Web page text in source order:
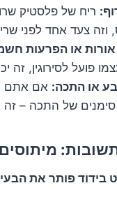
ריח של פלסטיק
וזה צעד אחד לפני
או הפרעות
פועל לסירוגין,
או התכה: אם אתם
סימנים של התכה –
בידוד פותר את